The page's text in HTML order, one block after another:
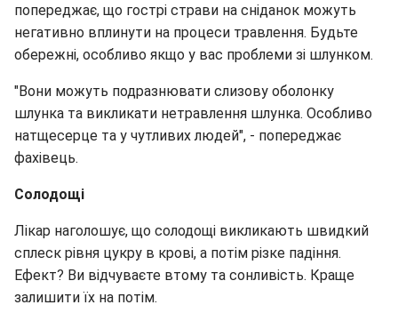
попереджає, що гострі страви на сніданок можуть
негативно вплинути на процеси травлення. Будьте
обережні, особливо якщо у вас проблеми зі шлунком.
"Вони можуть подразнювати слизову оболонку
шлунка та викликати нетравлення шлунка. Особливо
натщесерце та у чутливих людей", - попереджає
фахівець.
Солодощі
Лікар наголошує, що солодощі викликають швидкий
сплеск рівня цукру в крові, а потім різке падіння.
Ефект? Ви відчуваєте втому та сонливість. Краще
залишити їх на потім.